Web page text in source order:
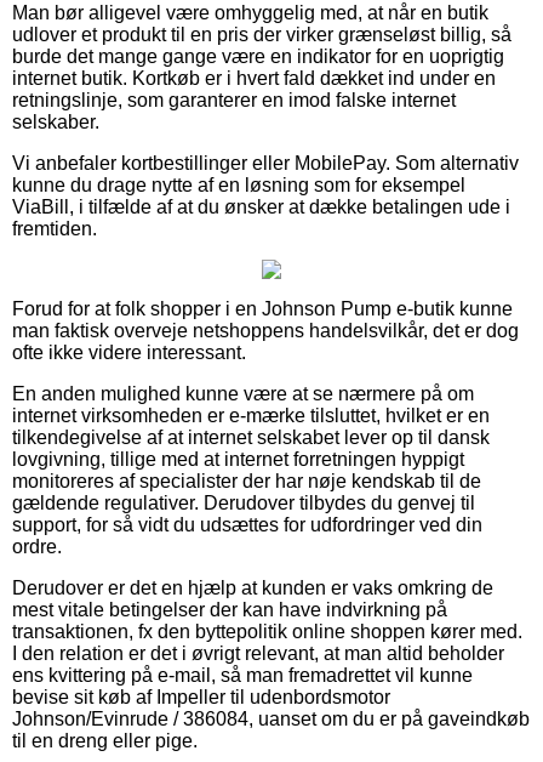
Man bør alligevel være omhyggelig med, at når en butik
udlover et produkt til en pris der virker grænseløst billig, så
burde det mange gange være en indikator for en uoprigtig
internet butik. Kortkøb er i hvert fald dækket ind under en
retningslinje, som garanterer en imod falske internet
selskaber.
Vi anbefaler kortbestillinger eller MobilePay. Som alternativ
kunne du drage nytte af en løsning som for eksempel
ViaBill, i tilfælde af at du ønsker at dække betalingen ude i
fremtiden.
Forud for at folk shopper i en Johnson Pump e-butik kunne
man faktisk overveje netshoppens handelsvilkår, det er dog
ofte ikke videre interessant.
En anden mulighed kunne være at se nærmere på om
internet virksomheden er e-mærke tilsluttet, hvilket er en
tilkendegivelse af at internet selskabet lever op til dansk
lovgivning, tillige med at internet forretningen hyppigt
monitoreres af specialister der har nøje kendskab til de
gældende regulativer. Derudover tilbydes du genvej til
support, for så vidt du udsættes for udfordringer ved din
ordre.
Derudover er det en hjælp at kunden er vaks omkring de
mest vitale betingelser der kan have indvirkning på
transaktionen, fx den byttepolitik online shoppen kører med.
I den relation er det i øvrigt relevant, at man altid beholder
ens kvittering på e-mail, så man fremadrettet vil kunne
bevise sit køb af Impeller til udenbordsmotor
Johnson/Evinrude / 386084, uanset om du er på gaveindkøb
til en dreng eller pige.